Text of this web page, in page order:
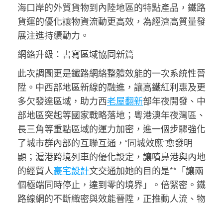
海口岸的外貿貨物到內陸地區的特點產品，鐵路
貨運的優化讓物資流動更高效，為經濟高質量發
展注進持續動力。
網絡升級：書寫區域協同新篇
此次調圖更是鐵路網絡整體效能的一次系統性晉
陞。中西部地區新線的融進，讓高鐵紅利惠及更
多欠發達區域，助力西老屋翻新部年夜開發、中
部地區突起等國家戰略落地；粵港澳年夜灣區、
長三角等重點區域的運力加密，進一個步驟強化
了城市群內部的互聯互通，“同城效應”愈發明
顯；滬港跨境列車的優化設定，讓噴鼻港與內地
的經貿人豪宅設計文交通加她的目的是**「讓兩
個極端同時停止，達到零的境界」。倍緊密。鐵
路線網的不斷織密與效能晉陞，正推動人流、物